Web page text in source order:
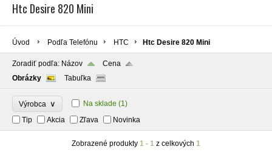
Htc Desire 820 Mini
Úvod Podľa Telefónu HTC Htc Desire 820 Mini
Zoradiť podľa: Názov
Cena
Obrázky
Tabuľka
Výrobca ∨ Na sklade (1)
Tip
Akcia Zľava Novinka
Zobrazené produkty 1 - 1 z celkových 1